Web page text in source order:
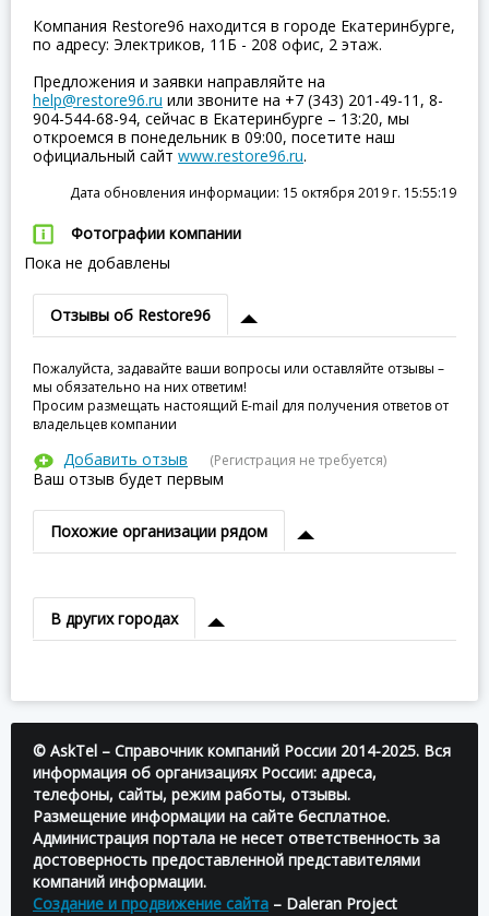
Компания Restore96 находится в городе Екатеринбурге,
по адресу: Электриков, 11Б - 208 офис, 2 этаж.
Предложения и заявки направляйте на
help@restore96.ru или звоните на +7 (343) 201-49-11, 8-
904-544-68-94, сейчас в Екатеринбурге – 13:20, мы
откроемся в понедельник в 09:00, посетите наш
официальный сайт www.restore96.ru.
Дата обновления информации: 15 октября 2019 г. 15:55:19
Фотографии компании
Пока не добавлены
Отзывы об Restore96
Пожалуйста, задавайте ваши вопросы или оставляйте отзывы –
мы обязательно на них ответим!
Просим размещать настоящий E-mail для получения ответов от
владельцев компании
Добавить отзыв (Регистрация не требуется)
Ваш отзыв будет первым
Похожие организации рядом
В других городах
© AskTel – Справочник компаний России 2014-2025. Вся
информация об организациях России: адреса,
телефоны, сайты, режим работы, отзывы.
Размещение информации на сайте бесплатное.
Администрация портала не несет ответственность за
достоверность предоставленной представителями
компаний информации.
Создание и продвижение сайта – Daleran Project